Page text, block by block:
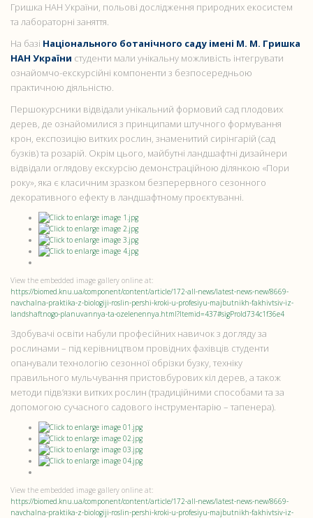
Гришка НАН України, польові дослідження природних екосистем
та лабораторні заняття.
На базі Національного ботанічного саду імені М. М. Гришка
НАН України студенти мали унікальну можливість інтегрувати
ознайомчо-екскурсійні компоненти з безпосередньою
практичною діяльністю.
Першокурсники відвідали унікальний формовий сад плодових
дерев, де ознайомилися з принципами штучного формування
крон, експозицію витких рослин, знаменитий сирінгарій (сад
бузків) та розарій. Окрім цього, майбутні ландшафтні дизайнери
відвідали оглядову екскурсію демонстраційною ділянкою «Пори
року», яка є класичним зразком безперервного сезонного
декоративного ефекту в ландшафтному проєктуванні.
View the embedded image gallery online at:
https://biomed.knu.ua/component/content/article/172-all-news/latest-news-new/8669-
navchalna-praktika-z-biologiji-roslin-pershi-kroki-u-profesiyu-majbutnikh-fakhivtsiv-iz-
landshaftnogo-planuvannya-ta-ozelenennya.html?Itemid=437#sigProId734c1f36e4
Здобувачі освіти набули професійних навичок з догляду за
рослинами – під керівництвом провідних фахівців студенти
опанували технологію сезонної обрізки бузку, техніку
правильного мульчування пристовбурових кіл дерев, а також
методи підв’язки витких рослин (традиційними способами та за
допомогою сучасного садового інструментарію – тапенера).
View the embedded image gallery online at:
https://biomed.knu.ua/component/content/article/172-all-news/latest-news-new/8669-
navchalna-praktika-z-biologiji-roslin-pershi-kroki-u-profesiyu-majbutnikh-fakhivtsiv-iz-